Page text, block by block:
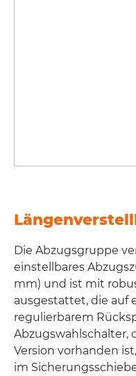
Die Abzugsgruppe
einstellbares
mm) und ist mit
ausgestattet, die auf
regulierbarem
Abzugswahlschalter,
Version vorhanden
im